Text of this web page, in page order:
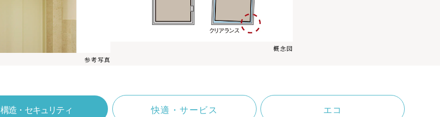
参考写真
概念図
構造・セキュリティ 快適・サービス エコ